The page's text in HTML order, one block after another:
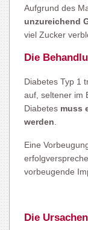
Aufgrund des
unzureichend
viel Zucker
Die
Diabetes Typ 1
auf, seltener im
Diabetes muss
werden
Eine
vorbeugende
Die